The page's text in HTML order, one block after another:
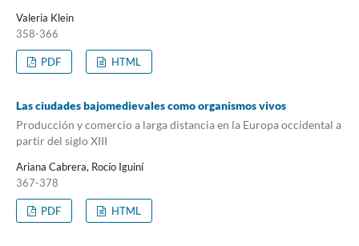
Valeria Klein
358-366
PDF HTML
Las ciudades bajomedievales como organismos vivos
Producción y comercio a larga distancia en la Europa occidental a
partir del siglo XIII
Ariana Cabrera, Rocío Iguiní
367-378
PDF HTML